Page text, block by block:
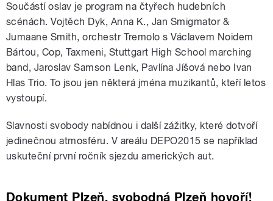
Součástí oslav je program na čtyřech hudebních
scénách. Vojtěch Dyk, Anna K., Jan Smigmator &
Jumaane Smith, orchestr Tremolo s Václavem Noidem
Bártou, Cop, Taxmeni, Stuttgart High School marching
band, Jaroslav Samson Lenk, Pavlína Jíšová nebo Ivan
Hlas Trio. To jsou jen některá jména muzikantů, kteří letos
vystoupí.
Slavnosti svobody nabídnou i další zážitky, které dotvoří
jedinečnou atmosféru. V areálu DEPO2015 se například
uskuteční první ročník sjezdu amerických aut.
Dokument Plzeň, svobodná Plzeň hovoří!